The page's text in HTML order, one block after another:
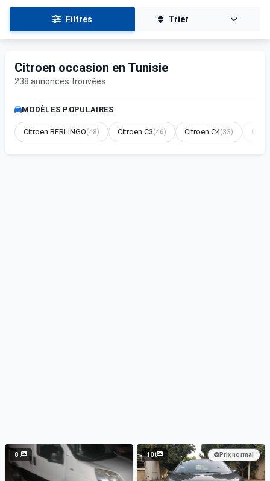
Filtres Trier
Citroen occasion en Tunisie
238 annonces trouvées
MODÈLES POPULAIRES
Citroen BERLINGO(48) Citroen C3(46) Citroen C4(33)
8 10 Prix normal